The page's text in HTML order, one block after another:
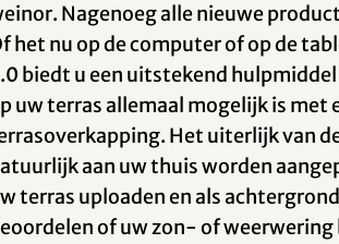
Nagenoeg alle nieuwe
het nu op de computer of op de
biedt u een uitstekend
uw terras allemaal mogelijk is met
Het uiterlijk van
aan uw thuis worden
terras uploaden en als
of uw zon- of